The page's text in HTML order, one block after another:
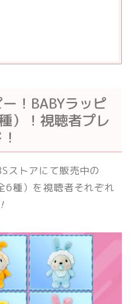
！BABYラッピ
）！視聴者プレ
ストアにて販売中の
6種）を視聴者それぞれ
！